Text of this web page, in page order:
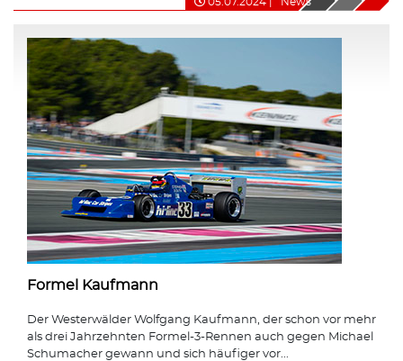
Formel Kaufmann
Der Westerwälder Wolfgang Kaufmann, der schon vor mehr
als drei Jahrzehnten Formel-3-Rennen auch gegen Michael
Schumacher gewann und sich häufiger vor...